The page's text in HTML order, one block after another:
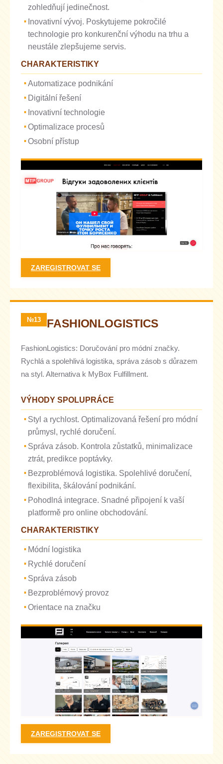
zohledňují jedinečnost.
Inovativní vývoj. Poskytujeme pokročilé
technologie pro konkurenční výhodu na trhu a
neustále zlepšujeme servis.
CHARAKTERISTIKY
Automatizace podnikání
Digitální řešení
Inovativní technologie
Optimalizace procesů
Osobní přístup
ZAREGISTROVAT SE
№13 FASHIONLOGISTICS
FashionLogistics: Doručování pro módní značky.
Rychlá a spolehlivá logistika, správa zásob s důrazem
na styl. Alternativa k MyBox Fulfillment.
VÝHODY SPOLUPRÁCE
Styl a rychlost. Optimalizovaná řešení pro módní
průmysl, rychlé doručení.
Správa zásob. Kontrola zůstatků, minimalizace
ztrát, predikce poptávky.
Bezproblémová logistika. Spolehlivé doručení,
flexibilita, škálování podnikání.
Pohodlná integrace. Snadné připojení k vaší
platformě pro online obchodování.
CHARAKTERISTIKY
Módní logistika
Rychlé doručení
Správa zásob
Bezproblémový provoz
Orientace na značku
ZAREGISTROVAT SE